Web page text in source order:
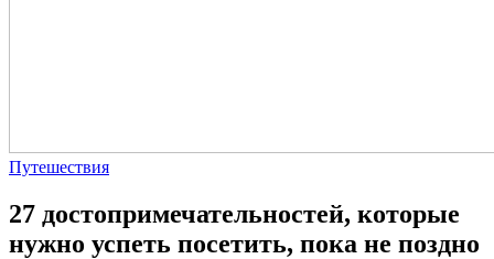
Путешествия
27 достопримечательностей, которые
нужно успеть посетить, пока не поздно